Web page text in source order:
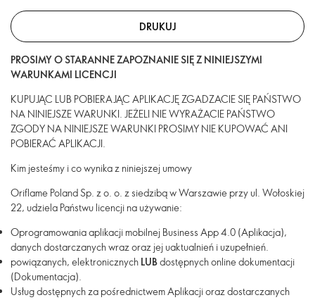
DRUKUJ
PROSIMY O STARANNE ZAPOZNANIE SIĘ Z NINIEJSZYMI
WARUNKAMI LICENCJI
KUPUJĄC LUB POBIERAJĄC APLIKACJĘ ZGADZACIE SIĘ PAŃSTWO
NA NINIEJSZE WARUNKI. JEŻELI NIE WYRAŻACIE PAŃSTWO
ZGODY NA NINIEJSZE WARUNKI PROSIMY NIE KUPOWAĆ ANI
POBIERAĆ APLIKACJI.
Kim jesteśmy i co wynika z niniejszej umowy
Oriflame Poland Sp. z o. o. z siedzibą w Warszawie przy ul. Wołoskiej
22, udziela Państwu licencji na używanie:
Oprogramowania aplikacji mobilnej Business App 4.0 (Aplikacja),
danych dostarczanych wraz oraz jej uaktualnień i uzupełnień.
powiązanych, elektronicznych LUBdostępnych online dokumentacji
(Dokumentacja).
Usług dostępnych za pośrednictwem Aplikacji oraz dostarczanych